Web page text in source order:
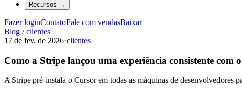
Recursos →
Fazer loginContatoFale com vendasBaixar
Blog / clientes
17 de fev. de 2026·clientes
Como a Stripe lançou uma experiência consistente com
A Stripe pré-instala o Cursor em todas as máquinas de desenvolvedores